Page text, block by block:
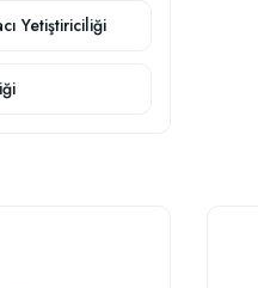
Yetiştiriciliği